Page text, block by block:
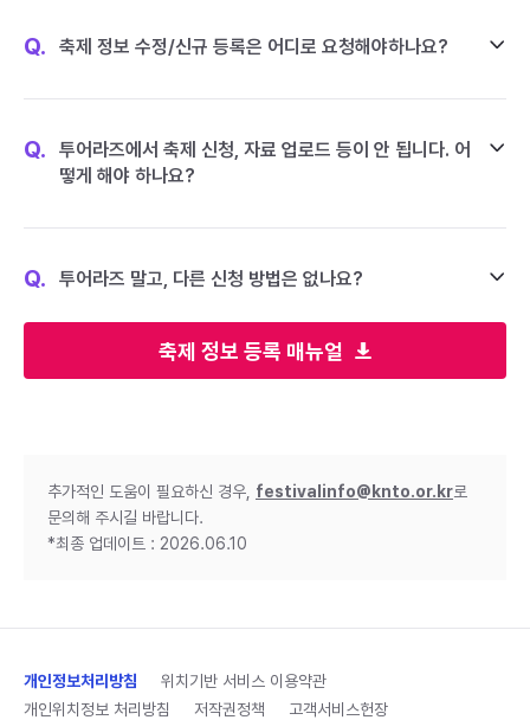
축제 정보 등록 매뉴얼
Q. 축제 정보 수정/신규 등록은 어디로 요청해야하나요?
Q.
투어라즈에서 축제 신청, 자료 업로드 등이 안 됩니다. 어
떻게 해야 하나요?
Q. 투어라즈 말고, 다른 신청 방법은 없나요?
추가적인 도움이 필요하신 경우, festivalinfo@knto.or.kr로
문의해 주시길 바랍니다.
*최종 업데이트 : 2026.06.10
개인정보처리방침
위치기반 서비스 이용약관
개인위치정보 처리방침
저작권정책 고객서비스헌장